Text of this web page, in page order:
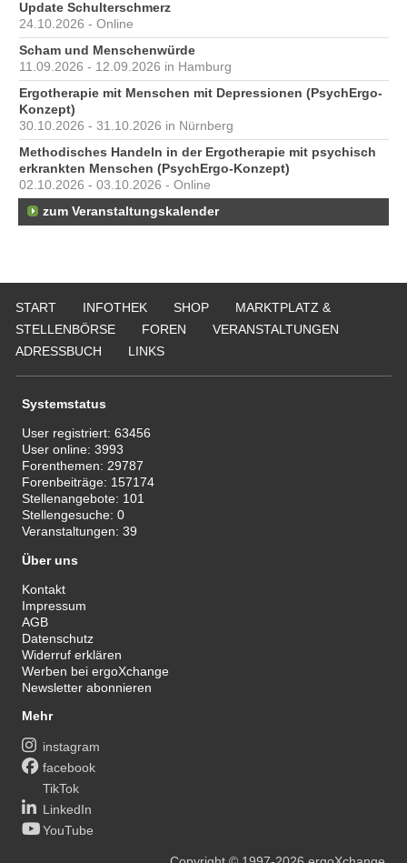
Update Schulterschmerz
24.10.2026 - Online
Scham und Menschenwürde
11.09.2026 - 12.09.2026 in Hamburg
Ergotherapie mit Menschen mit Depressionen (PsychErgo-
Konzept)
30.10.2026 - 31.10.2026 in Nürnberg
Methodisches Handeln in der Ergotherapie mit psychisch
erkrankten Menschen (PsychErgo-Konzept)
02.10.2026 - 03.10.2026 - Online
zum Veranstaltungskalender
START INFOTHEK SHOP
MARKTPLATZ &
STELLENBÖRSE
FOREN
VERANSTALTUNGEN
ADRESSBUCH
LINKS
Systemstatus
User registriert:63456
User online:3993
Forenthemen: 29787
Forenbeiträge: 157174
Stellenangebote: 101
Stellengesuche:0
Veranstaltungen:39
Über uns
Kontakt
Impressum
AGB
Datenschutz
Widerruf erklären
Werben bei ergoXchange
Newsletter abonnieren
Mehr
instagram
facebook
TikTok
LinkedIn
YouTube